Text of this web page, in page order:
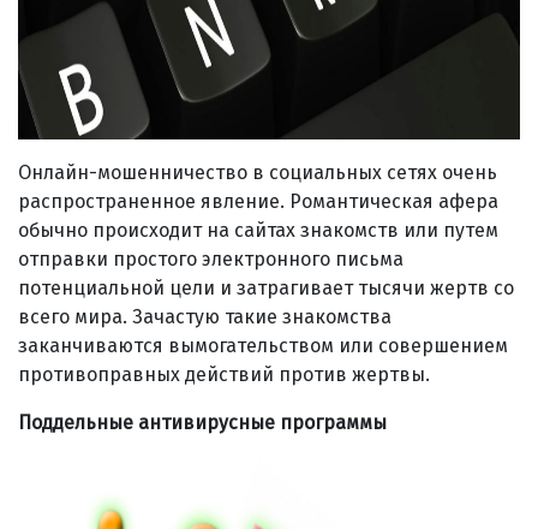
Онлайн-мошенничество в социальных сетях очень
распространенное явление. Романтическая афера
обычно происходит на сайтах знакомств или путем
отправки простого электронного письма
потенциальной цели и затрагивает тысячи жертв со
всего мира. Зачастую такие знакомства
заканчиваются вымогательством или совершением
противоправных действий против жертвы.
Поддельные антивирусные программы